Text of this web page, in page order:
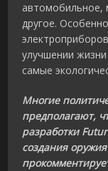
автомобильное,
другое.
улучшении
самые
Многие
предполагают,
разработки
создания